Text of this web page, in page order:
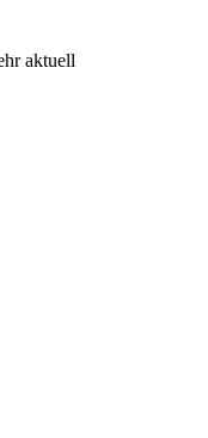
aktuell